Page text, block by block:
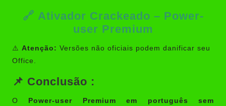
🔗 Ativador Crackeado – Power-
user Premium
⚠️ Atenção: Versões não oficiais podem danificar seu
Office.
📌 Conclusão :
O
Power-user Premium em português sem